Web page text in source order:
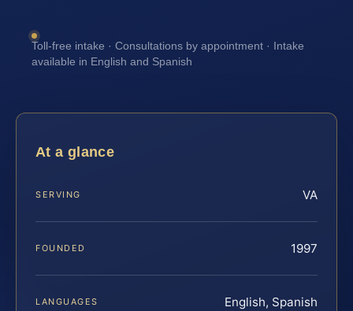
Toll-free intake · Consultations by appointment · Intake
available in English and Spanish
At a glance
SERVING VA
FOUNDED 1997
LANGUAGES English, Spanish